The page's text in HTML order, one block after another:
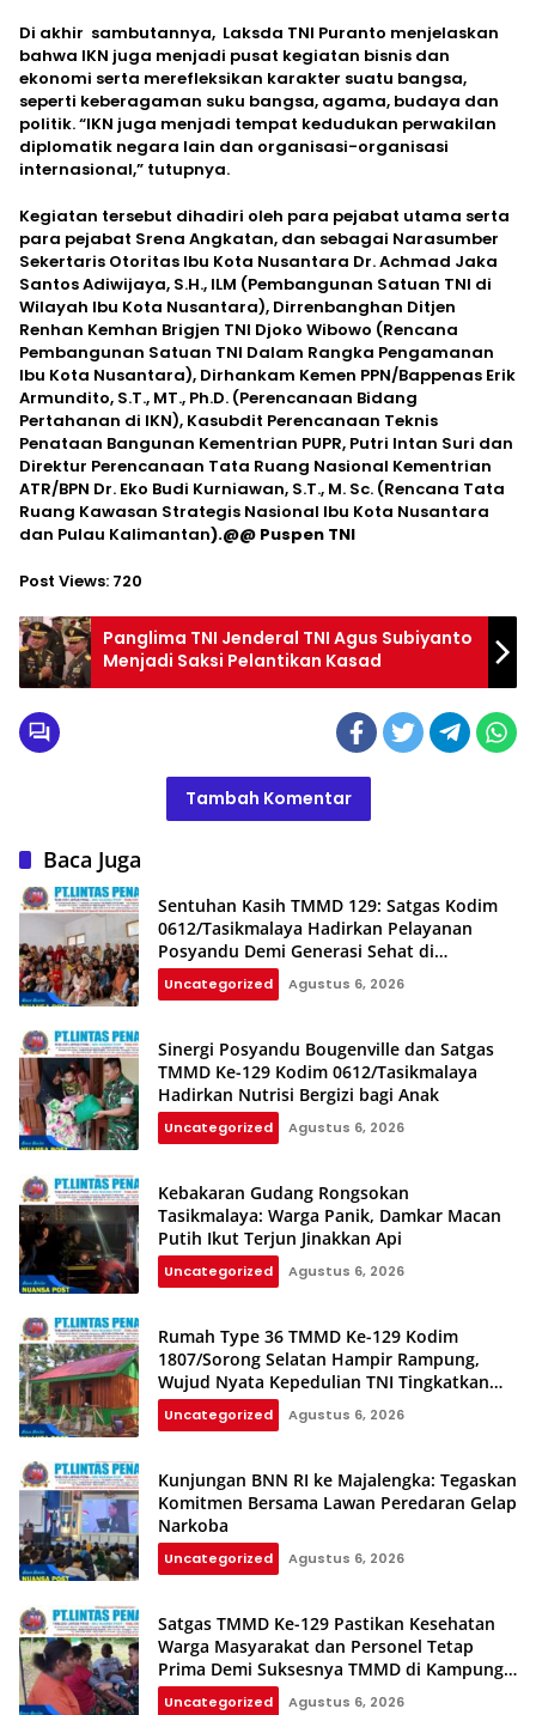
Di akhir sambutannya, Laksda TNI Puranto menjelaskan
bahwa IKN juga menjadi pusat kegiatan bisnis dan
ekonomi serta merefleksikan karakter suatu bangsa,
seperti keberagaman suku bangsa, agama, budaya dan
politik. “IKN juga menjadi tempat kedudukan perwakilan
diplomatik negara lain dan organisasi-organisasi
internasional,” tutupnya.
Kegiatan tersebut dihadiri oleh para pejabat utama serta
para pejabat Srena Angkatan, dan sebagai Narasumber
Sekertaris Otoritas Ibu Kota Nusantara Dr. Achmad Jaka
Santos Adiwijaya, S.H., ILM (Pembangunan Satuan TNI di
Wilayah Ibu Kota Nusantara), Dirrenbanghan Ditjen
Renhan Kemhan Brigjen TNI Djoko Wibowo (Rencana
Pembangunan Satuan TNI Dalam Rangka Pengamanan
Ibu Kota Nusantara), Dirhankam Kemen PPN/Bappenas Erik
Armundito, S.T., MT., Ph.D. (Perencanaan Bidang
Pertahanan di IKN), Kasubdit Perencanaan Teknis
Penataan Bangunan Kementrian PUPR, Putri Intan Suri dan
Direktur Perencanaan Tata Ruang Nasional Kementrian
ATR/BPN Dr. Eko Budi Kurniawan, S.T., M. Sc. (Rencana Tata
Ruang Kawasan Strategis Nasional Ibu Kota Nusantara
dan Pulau Kalimantan).@@ Puspen TNI
Post Views: 720
Panglima TNI Jenderal TNI Agus Subiyanto
Menjadi Saksi Pelantikan Kasad
Tambah Komentar
Baca Juga
Sentuhan Kasih TMMD 129: Satgas Kodim
0612/Tasikmalaya Hadirkan Pelayanan
Posyandu Demi Generasi Sehat di
Parungponteng
Uncategorized Agustus 6, 2026
Sinergi Posyandu Bougenville dan Satgas
TMMD Ke-129 Kodim 0612/Tasikmalaya
Hadirkan Nutrisi Bergizi bagi Anak
Uncategorized Agustus 6, 2026
Kebakaran Gudang Rongsokan
Tasikmalaya: Warga Panik, Damkar Macan
Putih Ikut Terjun Jinakkan Api
Uncategorized Agustus 6, 2026
Rumah Type 36 TMMD Ke-129 Kodim
1807/Sorong Selatan Hampir Rampung,
Wujud Nyata Kepedulian TNI Tingkatkan
Kesejahteraan Warga
Uncategorized Agustus 6, 2026
Kunjungan BNN RI ke Majalengka: Tegaskan
Komitmen Bersama Lawan Peredaran Gelap
Narkoba
Uncategorized Agustus 6, 2026
Satgas TMMD Ke-129 Pastikan Kesehatan
Warga Masyarakat dan Personel Tetap
Prima Demi Suksesnya TMMD di Kampung
Sesor
Uncategorized Agustus 6, 2026